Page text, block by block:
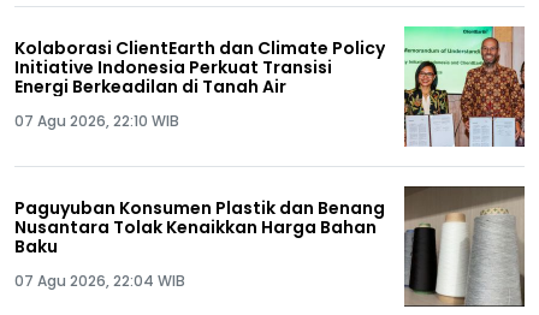
Kolaborasi ClientEarth dan Climate Policy
Initiative Indonesia Perkuat Transisi
Energi Berkeadilan di Tanah Air
07 Agu 2026, 22:10 WIB
Paguyuban Konsumen Plastik dan Benang
Nusantara Tolak Kenaikkan Harga Bahan
Baku
07 Agu 2026, 22:04 WIB